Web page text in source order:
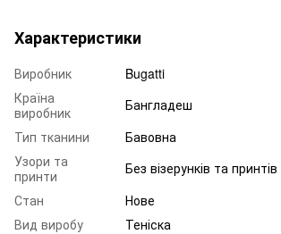
Характеристики
Виробник
Bugatti
Країна
виробник
Бангладеш
Тип тканини
Бавовна
Узори та
принти
Без візерунків та принтів
Стан
Нове
Вид виробу
Теніска